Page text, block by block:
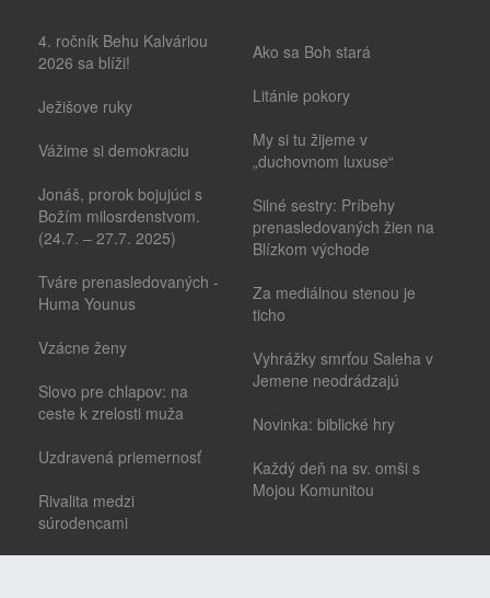
4. ročník Behu Kalváriou
2026 sa blíži!
Ježišove ruky
Vážime si demokraciu
Jonáš, prorok bojujúci s
Božím milosrdenstvom.
(24.7. – 27.7. 2025)
Tváre prenasledovaných -
Huma Younus
Vzácne ženy
Slovo pre chlapov: na
ceste k zrelosti muža
Uzdravená priemernosť
Rivalita medzi
súrodencami
Ako sa Boh stará
Litánie pokory
My si tu žijeme v
„duchovnom luxuse“
Silné sestry: Príbehy
prenasledovaných žien na
Blízkom východe
Za mediálnou stenou je
ticho
Vyhrážky smrťou Saleha v
Jemene neodrádzajú
Novinka: biblické hry
Každý deň na sv. omši s
Mojou Komunitou